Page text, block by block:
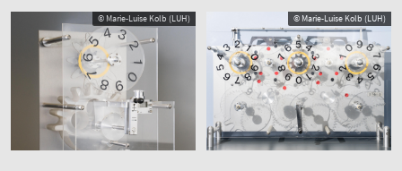
© Marie-Luise Kolb (LUH) © Marie-Luise Kolb (LUH)